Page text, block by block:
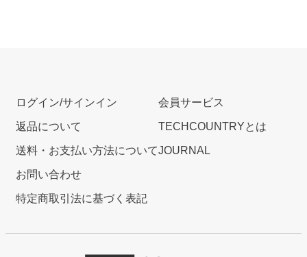
ログイン/サインイン
返品について
送料・お支払い方法について
お問い合わせ
特定商取引法に基づく表記
会員サービス
TECHCOUNTRYとは
JOURNAL